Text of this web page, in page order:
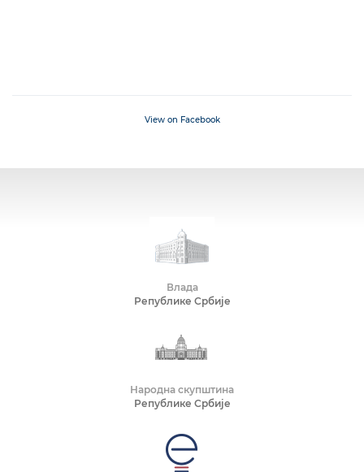
View on Facebook
Влада
Републике Србије
Народна скупштина
Републике Србије